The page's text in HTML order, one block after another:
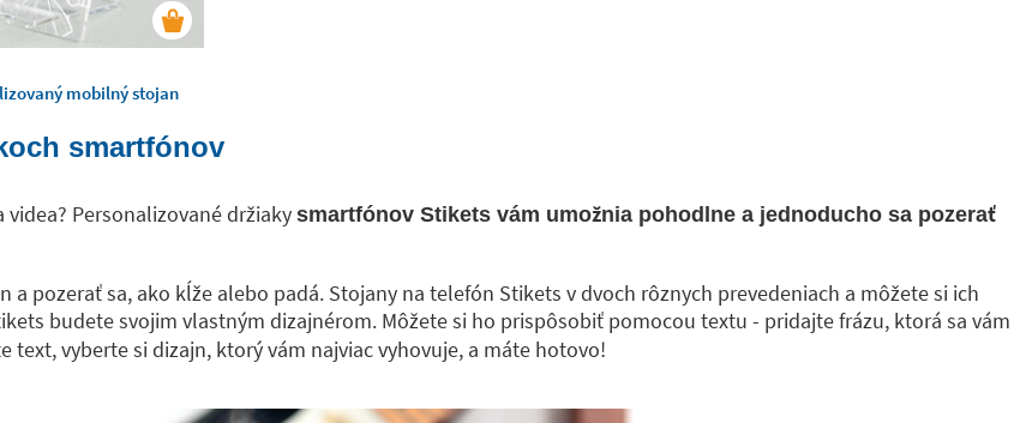
mobilný stojan
smartfónov
Personalizované držiaky smartfónov Stikets vám umožnia pohodlne a jednoducho sa pozerať
pozerať sa, ako kĺže alebo padá. Stojany na telefón Stikets v dvoch rôznych prevedeniach a môžete si ich
budete svojim vlastným dizajnérom. Môžete si ho prispôsobiť pomocou textu - pridajte frázu, ktorá sa vám
text, vyberte si dizajn, ktorý vám najviac vyhovuje, a máte hotovo!